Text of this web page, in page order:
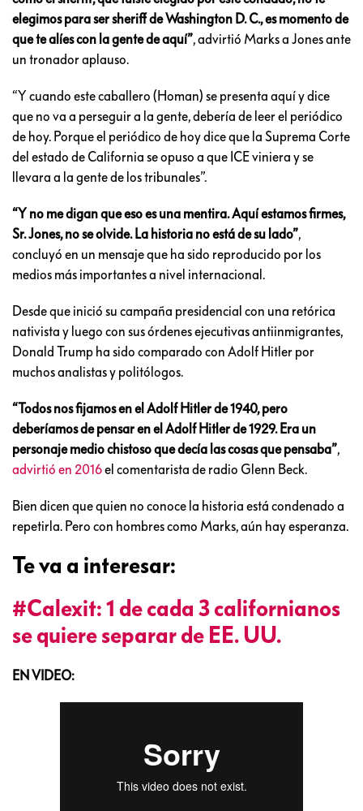
elegimos para ser sheriff de Washington D. C., es momento de
que te alíes con la gente de aquí”, advirtió Marks a Jones ante
un tronador aplauso.
“Y cuando este caballero (Homan) se presenta aquí y dice
que no va a perseguir a la gente, debería de leer el periódico
de hoy. Porque el periódico de hoy dice que la Suprema Corte
del estado de California se opuso a que ICE viniera y se
llevara a la gente de los tribunales”.
“Y no me digan que eso es una mentira. Aquí estamos firmes,
Sr. Jones, no se olvide. La historia no está de su lado”,
concluyó en un mensaje que ha sido reproducido por los
medios más importantes a nivel internacional.
Desde que inició su campaña presidencial con una retórica
nativista y luego con sus órdenes ejecutivas antiinmigrantes,
Donald Trump ha sido comparado con Adolf Hitler por
muchos analistas y politólogos.
“Todos nos fijamos en el Adolf Hitler de 1940, pero
deberíamos de pensar en el Adolf Hitler de 1929. Era un
personaje medio chistoso que decía las cosas que pensaba”,
advirtió en 2016el comentarista de radio Glenn Beck.
Bien dicen que quien no conoce la historia está condenado a
repetirla. Pero con hombres como Marks, aún hay esperanza.
Te va a interesar:
#Calexit: 1 de cada 3 californianos
se quiere separar de EE. UU.
EN VIDEO: